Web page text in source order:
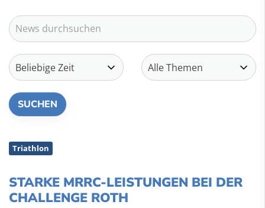
Triathlon
STARKE MRRC-LEISTUNGEN BEI DER
CHALLENGE ROTH